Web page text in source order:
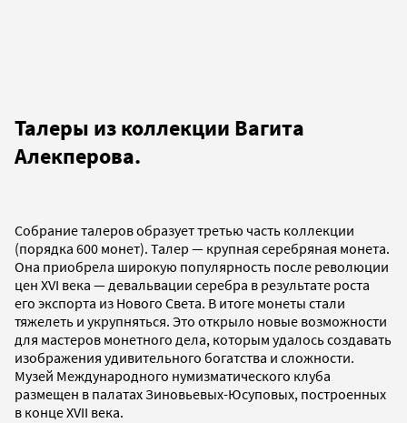
Талеры из коллекции Вагита
Алекперова.
Собрание талеров образует третью часть коллекции
(порядка 600 монет). Талер — крупная серебряная монета.
Она приобрела широкую популярность после революции
цен XVI века — девальвации серебра в результате роста
его экспорта из Нового Света. В итоге монеты стали
тяжелеть и укрупняться. Это открыло новые возможности
для мастеров монетного дела, которым удалось создавать
изображения удивительного богатства и сложности.
Музей Международного нумизматического клуба
размещен в палатах Зиновьевых-Юсуповых, построенных
в конце XVII века.